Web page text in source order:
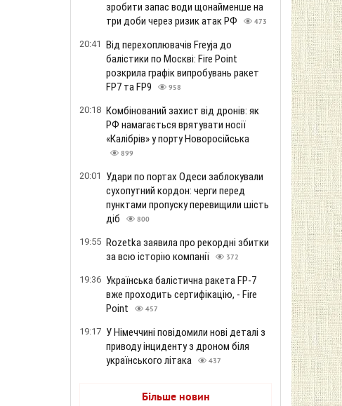
зробити запас води щонайменше на
три доби через ризик атак РФ
473
20:41 Від перехоплювачів Freyja до
балістики по Москві: Fire Point
розкрила графік випробувань ракет
FP7 та FP9
958
20:18 Комбінований захист від дронів: як
РФ намагається врятувати носії
«Калібрів» у порту Новоросійська
899
20:01
Удари по портах Одеси заблокували
сухопутний кордон: черги перед
пунктами пропуску перевищили шість
діб
800
19:55 Rozetka заявила про рекордні збитки
за всю історію компанії
372
19:36 Українська балістична ракета FP-7
вже проходить сертифікацію, - Fire
Point
457
19:17 У Німеччині повідомили нові деталі з
приводу інциденту з дроном біля
українського літака
437
Більше новин